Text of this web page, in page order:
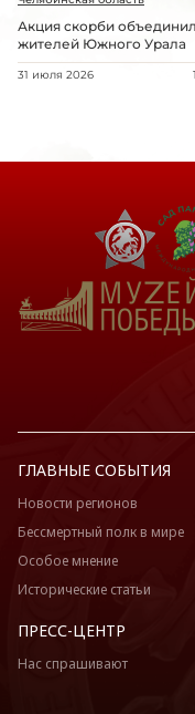
Акция скорби
жителей Южного Урала
31 июля 2026
ГЛАВНЫЕ СОБЫТИЯ
Новости регионов
Бессмертный полк в мире
Особое мнение
Исторические статьи
ПРЕСС-ЦЕНТР
Нас спрашивают